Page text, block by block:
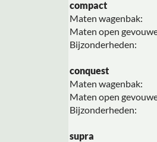
compact
Maten wagenbak:
Maten open
Bijzonderheden:
conquest
Maten wagenbak:
Maten open
Bijzonderheden:
supra